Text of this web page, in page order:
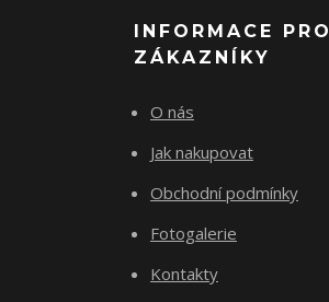
INFORMACE PRO
ZÁKAZNÍKY
O nás
Jak nakupovat
Obchodní podmínky
Fotogalerie
Kontakty